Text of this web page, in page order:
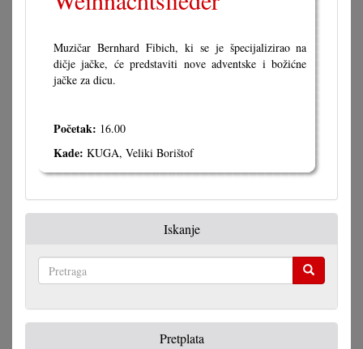
Muzičar Bernhard Fibich, ki se je špecijalizirao na
dičje jačke, će predstaviti nove adventske i božićne
jačke za dicu.
Početak: 16.00
Kade: KUGA, Veliki Borištof
Iskanje
Pretplata